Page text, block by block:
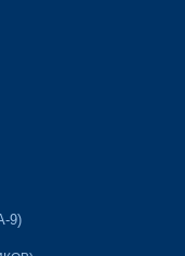
9)